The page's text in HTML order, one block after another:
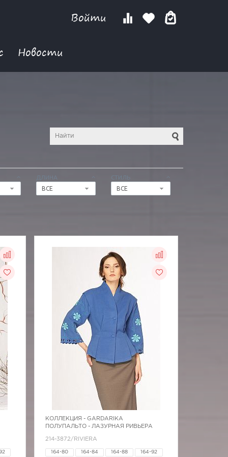
Войти
Новости
ДЛИНА
ВСЕ
СТИЛЬ
ВСЕ
КОЛЛЕКЦИЯ - GARDARIKA
ПОЛУПАЛЬТО - ЛАЗУРНАЯ РИВЬЕРА
214-3872/RIVIERA
164-80 164-84 164-88 164-92